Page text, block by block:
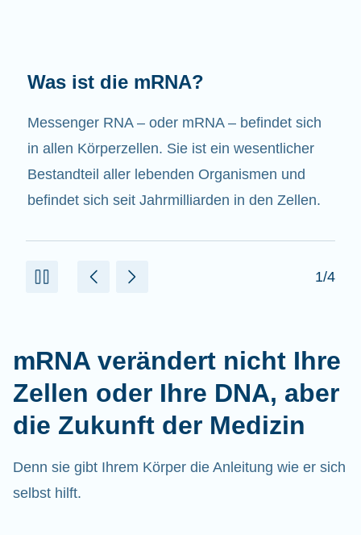
Welche Aufgaben hat die mRNA?
Wie der Name schon sagt, ist die mRNA ein
Bote. Sie interagiert mit anderen Komponenten
in den Zellen, die zur Bildung von Proteinen
beitragen.
2/4
mRNA verändert nicht Ihre
Zellen oder Ihre DNA, aber
die Zukunft der Medizin
Denn sie gibt Ihrem Körper die Anleitung wie er sich
selbst hilft.